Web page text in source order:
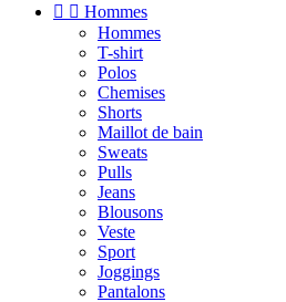
  Hommes
Hommes
T-shirt
Polos
Chemises
Shorts
Maillot de bain
Sweats
Pulls
Jeans
Blousons
Veste
Sport
Joggings
Pantalons